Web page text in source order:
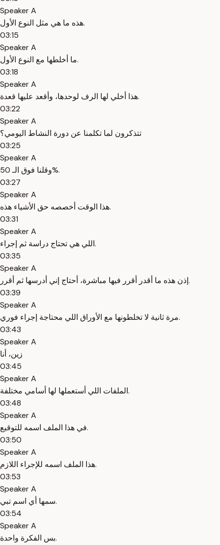
Speaker A
هذه ما هي مثل النوع الأول.
03:15
Speaker A
ما أخلطها مع النوع الأول.
03:18
Speaker A
هذا أخلي لها الرف لوحدها، وأقعد عليها قعدة.
03:22
Speaker A
تتذكرون لما تكلمنا عن دورة النشاط اليومي؟
03:25
Speaker A
وقلنا فوق الـ 50%.
03:27
Speaker A
هذا الوقت أخصصه حق الأشياء هذه.
03:31
Speaker A
اللي هي تحتاج دراسة ثم إجراء.
03:35
Speaker A
إذن هذه ما أقدر أقرر فيها مباشرة، أحتاج إني أدرسها ثم أقرر.
03:39
Speaker A
مرة ثانية لا تخلطونها مع الأوراق اللي محتاجة إجراء فوري.
03:43
Speaker A
زين، أنا
03:45
Speaker A
الملفات اللي أستعملها لها أسامي مختلفة.
03:48
Speaker A
في هذا الملف اسمه للتوقيع.
03:50
Speaker A
هذا الملف اسمه للإجراء اللازم.
03:53
Speaker A
سمها أي اسم تبي.
03:54
Speaker A
بس الفكرة واحدة.